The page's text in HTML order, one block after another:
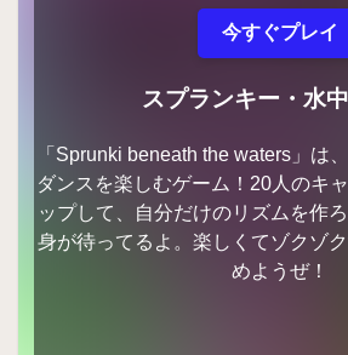
今すぐプレイ
スプランキー・水
「Sprunki beneath the waters」は
ダンスを楽しむゲーム！20人のキ
ップして、自分だけのリズムを作
身が待ってるよ。楽しくてゾクゾ
めようぜ！